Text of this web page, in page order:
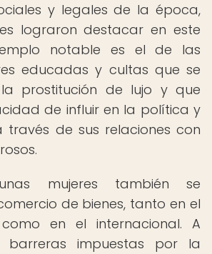
y legales de la época,
lograron destacar en este
notable es el de las
educadas y cultas que se
prostitución de lujo y que
de influir en la política y
de sus relaciones con
mujeres también se
de bienes, tanto en el
en el internacional. A
impuestas por la